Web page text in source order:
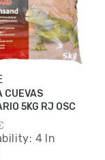
CUEVAS
5KG RJ OSC
4 In